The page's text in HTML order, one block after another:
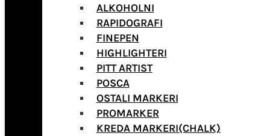
ALKOHOLNI
RAPIDOGRAFI
FINEPEN
HIGHLIGHTERI
PITT ARTIST
POSCA
OSTALI MARKERI
PROMARKER
KREDA MARKERI(CHALK)